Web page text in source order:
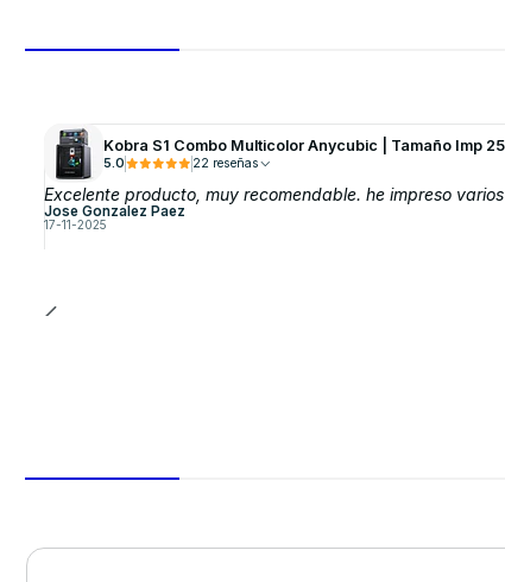
Kobra S1 Combo Multicolor Anycubic | Tamaño Imp
5.0 22 reseñas
Excelente producto, muy recomendable. he impreso
Jose Gonzalez Paez
17-11-2025